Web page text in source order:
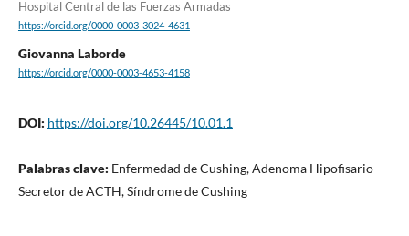
Hospital Central de las Fuerzas Armadas
https://orcid.org/0000-0003-3024-4631
Giovanna Laborde
https://orcid.org/0000-0003-4653-4158
DOI: https://doi.org/10.26445/10.01.1
Palabras clave: Enfermedad de Cushing, Adenoma Hipofisario
Secretor de ACTH, Síndrome de Cushing